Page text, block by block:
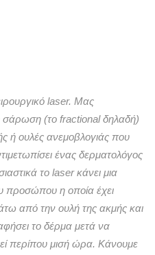
laser. Μας
σάρωση (το fractional δηλαδή)
ή ουλές ανεμοβλογιάς που
ένας δερματολόγος
το laser κάνει μια
προσώπου η οποία έχει
από την ουλή της ακμής και
το δέρμα μετά να
περίπου μισή ώρα. Κάνουμε